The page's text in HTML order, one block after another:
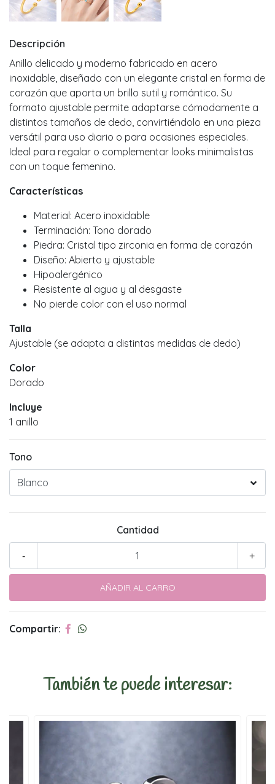
Descripción
Anillo delicado y moderno fabricado en acero
inoxidable, diseñado con un elegante cristal en forma de
corazón que aporta un brillo sutil y romántico. Su
formato ajustable permite adaptarse cómodamente a
distintos tamaños de dedo, convirtiéndolo en una pieza
versátil para uso diario o para ocasiones especiales.
Ideal para regalar o complementar looks minimalistas
con un toque femenino.
Características
Material: Acero inoxidable
Terminación: Tono dorado
Piedra: Cristal tipo zirconia en forma de corazón
Diseño: Abierto y ajustable
Hipoalergénico
Resistente al agua y al desgaste
No pierde color con el uso normal
Talla
Ajustable (se adapta a distintas medidas de dedo)
Color
Dorado
Incluye
1 anillo
Tono
Cantidad
+
-
Compartir:
También te puede interesar: